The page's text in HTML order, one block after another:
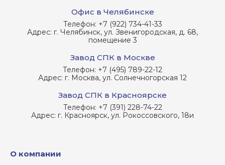
Офис в Челябинске
Телефон: +7 (922) 734-41-33
Адрес: г. Челябинск, ул. Звенигородская, д. 68,
помещение 3
Завод СПК в Москве
Телефон: +7 (495) 789-22-12
Адрес: г. Москва, ул. Солнечногорская 12
Завод СПК в Красноярске
Телефон: +7 (391) 228-74-22
Адрес: г. Красноярск, ул. Рокоссовского, 18и
О компании